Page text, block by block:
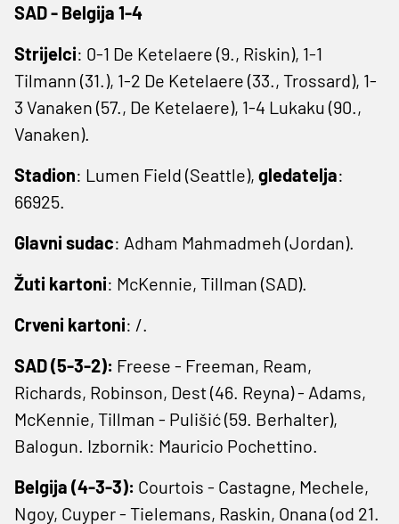
SAD - Belgija 1-4
Strijelci: 0-1 De Ketelaere (9., Riskin), 1-1
Tilmann (31.), 1-2 De Ketelaere (33., Trossard), 1-
3 Vanaken (57., De Ketelaere), 1-4 Lukaku (90.,
Vanaken).
Stadion: Lumen Field (Seattle), gledatelja:
66925.
Glavni sudac: Adham Mahmadmeh (Jordan).
Žuti kartoni: McKennie, Tillman (SAD).
Crveni kartoni: /.
SAD (5-3-2): Freese - Freeman, Ream,
Richards, Robinson, Dest (46. Reyna) - Adams,
McKennie, Tillman - Pulišić (59. Berhalter),
Balogun. Izbornik: Mauricio Pochettino.
Belgija (4-3-3): Courtois - Castagne, Mechele,
Ngoy, Cuyper - Tielemans, Raskin, Onana (od 21.